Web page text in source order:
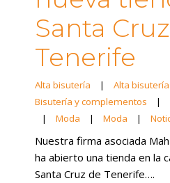
Santa
Tenerife
Alta bisutería | Alta
Bisutería y complementos
|
|
Moda | Moda |
Nuestra firma asociada
ha abierto una tienda en la
Santa Cruz de Tenerife….